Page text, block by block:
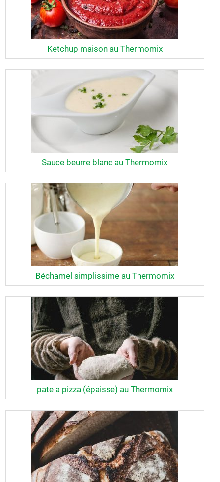
Ketchup maison au Thermomix
Sauce beurre blanc au Thermomix
Béchamel simplissime au Thermomix
pate a pizza (épaisse) au Thermomix